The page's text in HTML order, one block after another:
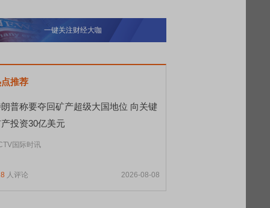
一键关注财经大咖
推荐
普称要夺回矿产超级大国地位 向关键
投资30亿美元
国际时讯
人评论 2026-08-08